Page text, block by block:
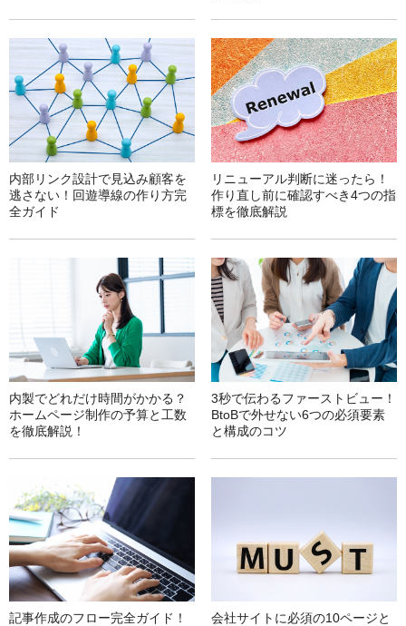
内部リンク設計で見込み顧客を
逃さない！回遊導線の作り方完
全ガイド
リニューアル判断に迷ったら！
作り直し前に確認すべき4つの指
標を徹底解説
内製でどれだけ時間がかかる？
ホームページ制作の予算と工数
を徹底解説！
3秒で伝わるファーストビュー！
BtoBで外せない6つの必須要素
と構成のコツ
記事作成のフロー完全ガイド！
会社サイトに必須の10ページと